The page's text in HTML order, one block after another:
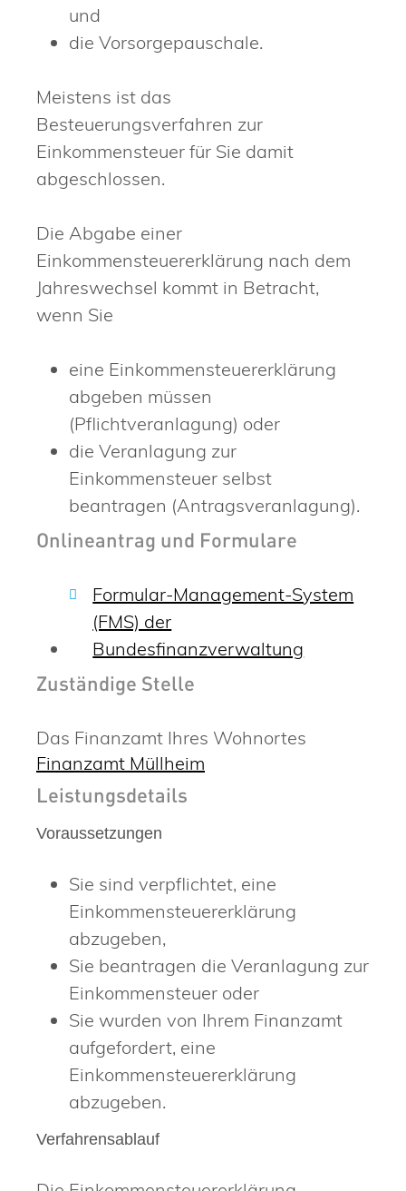
und
die Vorsorgepauschale.
Meistens ist das
Besteuerungsverfahren zur
Einkommensteuer für Sie damit
abgeschlossen.
Die Abgabe einer
Einkommensteuererklärung nach dem
Jahreswechsel kommt in Betracht,
wenn Sie
eine Einkommensteuererklärung
abgeben müssen
(Pflichtveranlagung) oder
die Veranlagung zur
Einkommensteuer selbst
beantragen (Antragsveranlagung).
Onlineantrag und Formulare
Formular-Management-System
(FMS) der
Bundesfinanzverwaltung
Zuständige Stelle
Das Finanzamt Ihres Wohnortes
Finanzamt Müllheim
Leistungsdetails
Voraussetzungen
Sie sind verpflichtet, eine
Einkommensteuererklärung
abzugeben,
Sie beantragen die Veranlagung zur
Einkommensteuer oder
Sie wurden von Ihrem Finanzamt
aufgefordert, eine
Einkommensteuererklärung
abzugeben.
Verfahrensablauf